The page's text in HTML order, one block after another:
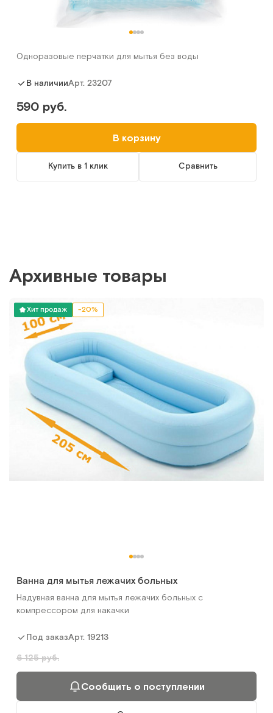
Одноразовые перчатки для мытья без воды
В наличииАрт. 23207
590 руб.
В корзину
Купить в 1 клик Сравнить
Архивные товары
Хит продаж -20%
Ванна для мытья лежачих больных
Надувная ванна для мытья лежачих больных с
компрессором для накачки
Под заказАрт. 19213
6 125 руб.
Сообщить о поступлении